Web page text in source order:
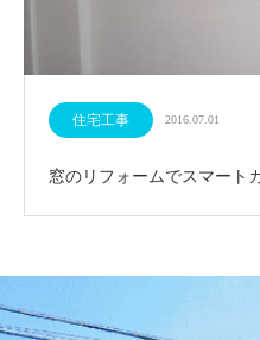
住宅工事 2016.07.01
窓のリフォームでスマート